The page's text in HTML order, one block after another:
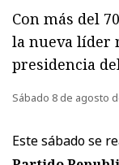
Con más del
la nueva líder
presidencia
Sábado 8 de agosto
Este sábado se